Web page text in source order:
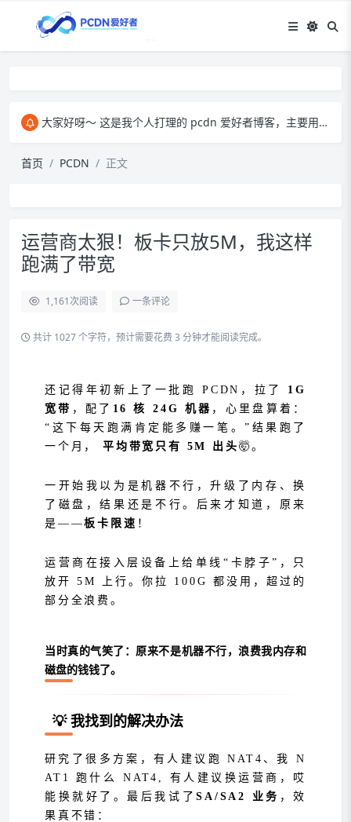
大家好呀～ 这是我个人打理的 pcdn 爱好者博客，主要用来和大家交流 pcdn 相关的心得。​ 在这里，我会分享自己玩 pcdn 的经验、实用技巧，也会放一些收集到的资源。大家有啥想法、问题都能来这儿聊，一起琢磨怎么把 pcdn 玩得更顺～
首页 PCDN 正文
运营商太狠！板卡只放5M，我这样
跑满了带宽
1,161次阅读 一条评论
共计 1027 个字符，预计需要花费 3 分钟才能阅读完成。
还记得年初新上了一批跑 PCDN，拉了 1G
宽带 ，配了 16 核 24G 机器 ，心里盘算着：
“这下每天跑满肯定能多赚一笔。”结果跑了
一个月，
平均带宽只有 5M 出头 🤯。
一开始我以为是机器不行，升级了内存、换
了磁盘，结果还是不行。后来才知道，原来
是——板卡限速 ！
运营商在接入层设备上给单线“卡脖子”，只
放开 5M 上行。你拉 100G 都没用，超过的
部分全浪费。
当时真的气笑了：原来不是机器不行，浪费我内存和
磁盘的钱钱了。
💡 我找到的解决办法
研究了很多方案，有人建议跑 NAT4、我 N
AT1 跑什么 NAT4, 有人建议换运营商，哎
能换就好了。最后我试了SA/SA2 业务 ，效
果真不错：